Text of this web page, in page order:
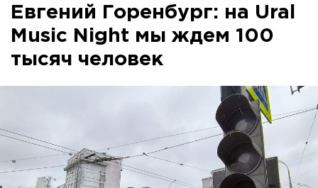
Евгений Горенбург: на Ural
Music Night мы ждем 100
тысяч человек